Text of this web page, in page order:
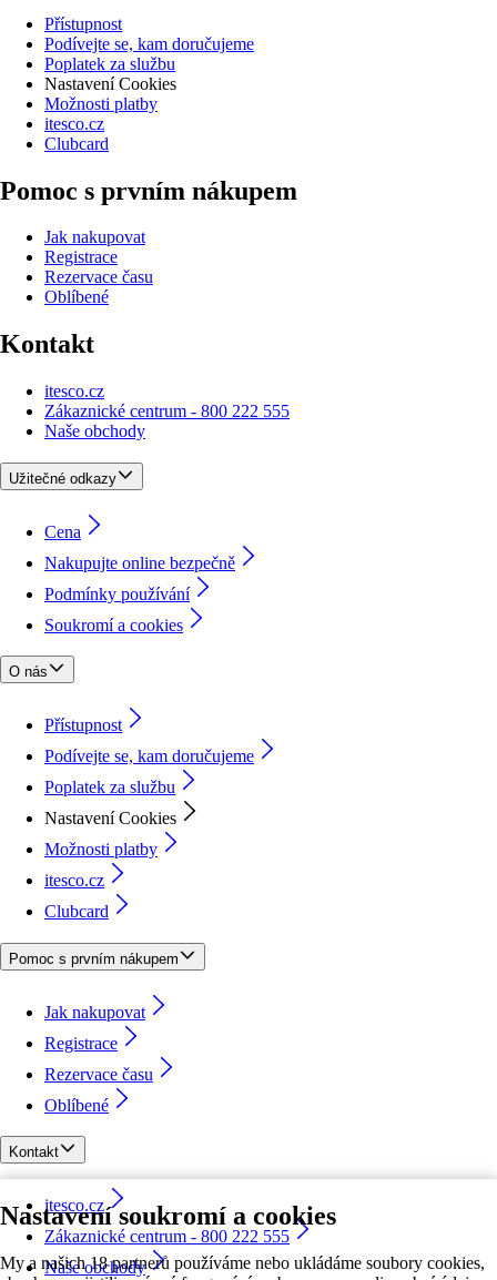
Nastavení soukromí a cookies
My a našich 18 partnerů používáme nebo ukládáme soubory cookies,
Přístupnost
Podívejte se, kam doručujeme
Poplatek za službu
Nastavení Cookies
Možnosti platby
itesco.cz
Clubcard
Pomoc s prvním nákupem
Jak nakupovat
Registrace
Rezervace času
Oblíbené
Kontakt
itesco.cz
Zákaznické centrum - 800 222 555
Naše obchody
Užitečné odkazy
Cena
Nakupujte online bezpečně
Podmínky používání
Soukromí a cookies
O nás
Přístupnost
Podívejte se, kam doručujeme
Poplatek za službu
Nastavení Cookies
Možnosti platby
itesco.cz
Clubcard
Pomoc s prvním nákupem
Jak nakupovat
Registrace
Rezervace času
Oblíbené
Kontakt
itesco.cz
Zákaznické centrum - 800 222 555
Naše obchody